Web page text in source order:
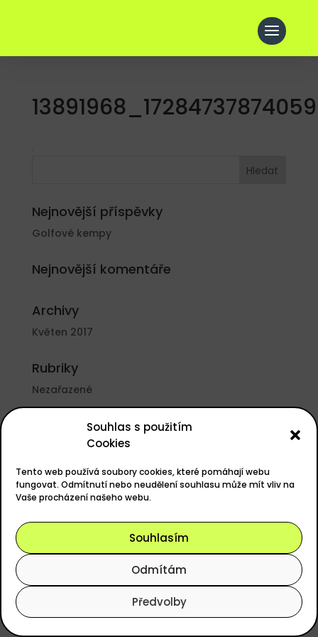
Souhlas s použitím
Cookies
Tento web používá soubory cookies, které pomáhají webu
fungovat. Odmítnutí nebo neudělení souhlasu může mít vliv na
Vaše procházení našeho webu.
Souhlasím
Odmítám
Předvolby
Nejnovější příspěvky
Golfové kempy
Nejnovější komentáře
Archivy
Květen 2017
Rubriky
Nezařazené
Základní informace
Zdroj kanálů (příspěvky)
Kanál komentářů